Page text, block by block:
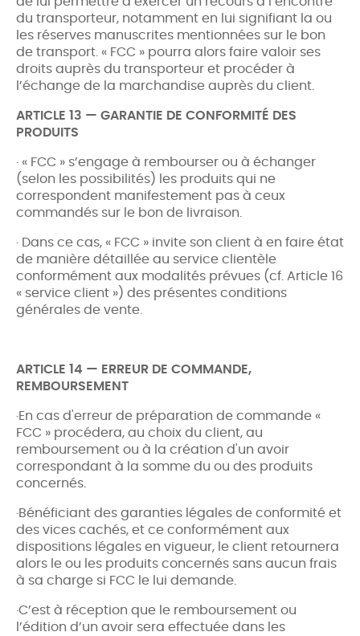
du transporteur, notamment en lui signifiant la ou
les réserves manuscrites mentionnées sur le bon
de transport. « FCC » pourra alors faire valoir ses
droits auprès du transporteur et procéder à
l’échange de la marchandise auprès du client.
ARTICLE 13 — GARANTIE DE CONFORMITÉ DES
PRODUITS
· « FCC » s’engage à rembourser ou à échanger
(selon les possibilités) les produits qui ne
correspondent manifestement pas à ceux
commandés sur le bon de livraison.
· Dans ce cas, « FCC » invite son client à en faire état
de manière détaillée au service clientèle
conformément aux modalités prévues (cf. Article 16
« service client ») des présentes conditions
générales de vente.
ARTICLE 14 — ERREUR DE COMMANDE,
REMBOURSEMENT
·En cas d'erreur de préparation de commande «
FCC » procédera, au choix du client, au
remboursement ou à la création d'un avoir
correspondant à la somme du ou des produits
concernés.
·Bénéficiant des garanties légales de conformité et
des vices cachés, et ce conformément aux
dispositions légales en vigueur, le client retournera
alors le ou les produits concernés sans aucun frais
à sa charge si FCC le lui demande.
·C’est à réception que le remboursement ou
l’édition d’un avoir sera effectuée dans les